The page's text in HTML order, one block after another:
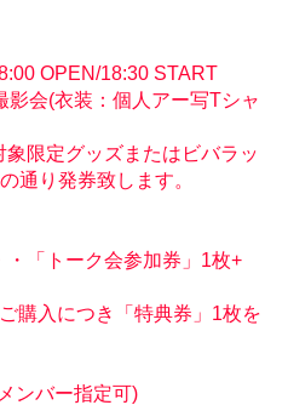
OPEN/18:30 START
会(衣装：個人アー写Tシャ
限定グッズまたはビバラッ
通り発券致します。
「トーク会参加券」1枚+
購入につき「特典券」1枚を
ンバー指定可)